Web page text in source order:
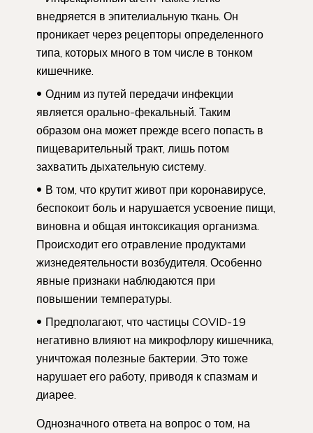
внедряется в эпителиальную ткань. Он
проникает через рецепторы определенного
типа, которых много в том числе в тонком
кишечнике.
Одним из путей передачи инфекции
является орально-фекальный. Таким
образом она может прежде всего попасть в
пищеварительный тракт, лишь потом
захватить дыхательную систему.
В том, что крутит живот при коронавирусе,
беспокоит боль и нарушается усвоение пищи,
виновна и общая интоксикация организма.
Происходит его отравление продуктами
жизнедеятельности возбудителя. Особенно
явные признаки наблюдаются при
повышении температуры.
Предполагают, что частицы COVID-19
негативно влияют на микрофлору кишечника,
уничтожая полезные бактерии. Это тоже
нарушает его работу, приводя к спазмам и
диарее.
Однозначного ответа на вопрос о том, на